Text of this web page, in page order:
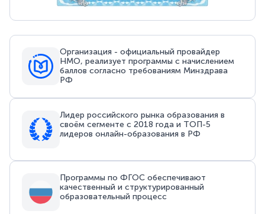
Организация - официальный провайдер
НМО, реализует программы с начислением
баллов согласно требованиям Минздрава
РФ
Лидер российского рынка образования в
своём сегменте с 2018 года и ТОП-5
лидеров онлайн-образования в РФ
Программы по ФГОС обеспечивают
качественный и структурированный
образовательный процесс